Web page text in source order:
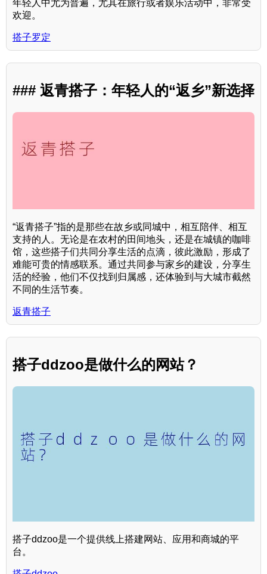
年轻人中尤为普遍，尤其在旅行或者娱乐活动中，非常受
欢迎。
搭子罗定
### 返青搭子：年轻人的“返乡”新选择
“返青搭子”指的是那些在故乡或同城中，相互陪伴、相互
支持的人。无论是在农村的田间地头，还是在城镇的咖啡
馆，这些搭子们共同分享生活的点滴，彼此激励，形成了
难能可贵的情感联系。通过共同参与家乡的建设，分享生
活的经验，他们不仅找到归属感，还体验到与大城市截然
不同的生活节奏。
返青搭子
搭子ddzoo是做什么的网站？
搭子ddzoo是一个提供线上搭建网站、应用和商城的平
台。